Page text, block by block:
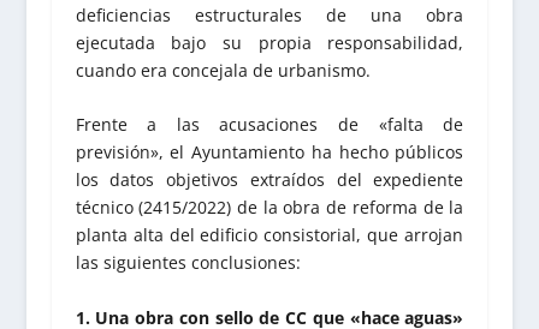
deficiencias estructurales de una obra
ejecutada bajo su propia responsabilidad,
cuando era concejala de urbanismo.
Frente a las acusaciones de «falta de
previsión», el Ayuntamiento ha hecho públicos
los datos objetivos extraídos del expediente
técnico (2415/2022) de la obra de reforma de la
planta alta del edificio consistorial, que arrojan
las siguientes conclusiones:
1. Una obra con sello de CC que «hace aguas»